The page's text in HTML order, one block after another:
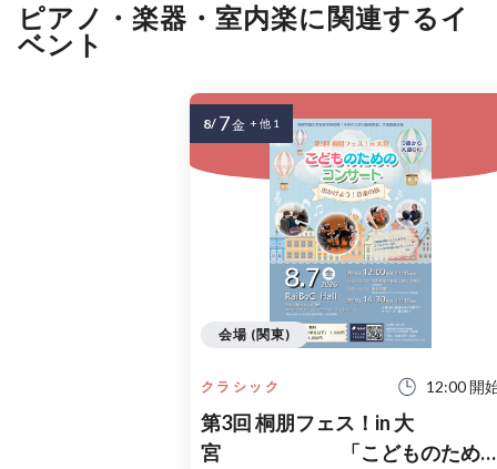
ピアノ・楽器・室内楽に関連するイ
ベント
クラシック 12:00 開
第3回 桐朋フェス！in 大
宮 「こどものため
会場 (関東)
8/ 7金 + 他 1